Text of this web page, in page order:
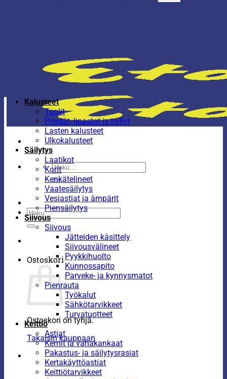
Etsi:
Etsi:
Ostoskori
Ostoskori on tyhjä.
Takaisin kauppaan
Kalusteet
Tuolit
Pöydät, lipastot ja hyllyt
Lasten kalusteet
Ulkokalusteet
Säilytys
Laatikot
Korit
Kenkätelineet
Vaatesäilytys
Vesiastiat ja ämpärit
Piensäilytys
Siivous
Siivous
Jätteiden käsittely
Siivousvälineet
Pyykkihuolto
Kunnossapito
Parveke- ja kynnysmatot
Pienrauta
Työkalut
Sähkötarvikkeet
Turvatuotteet
Keittiö
Astiat
Kernit ja vahakankaat
Pakastus- ja säilytysrasiat
Kertakäyttöastiat
Keittiötarvikkeet